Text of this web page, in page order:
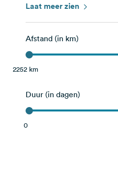
Duitsland
Griekenland
Hongarije
Slowakije
Laat meer zien
Afstand (in km)
2252 km
Duur (in dagen)
0